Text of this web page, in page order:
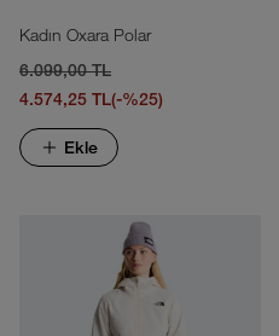
Kadın Oxara Polar
6.099,00 TL
4.574,25 TL(-%25)
Ekle